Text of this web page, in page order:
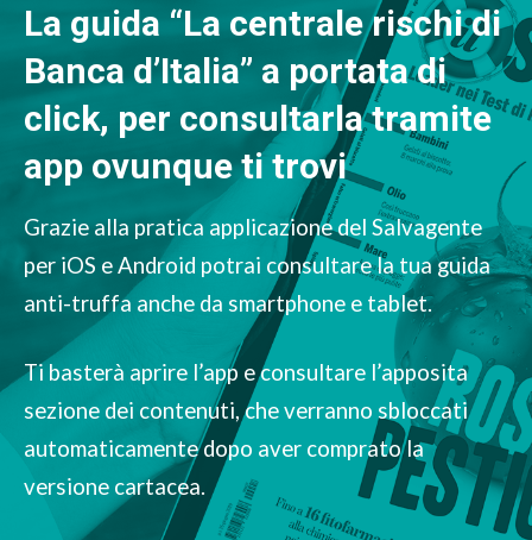
La guida “La centrale rischi di
Banca d’Italia” a portata di
click, per consultarla tramite
app ovunque ti trovi
Grazie alla pratica applicazione del Salvagente
per iOS e Android potrai consultare la tua guida
anti-truffa anche da smartphone e tablet.
Ti basterà aprire l’app e consultare l’apposita
sezione dei contenuti, che verranno sbloccati
automaticamente dopo aver comprato la
versione cartacea.